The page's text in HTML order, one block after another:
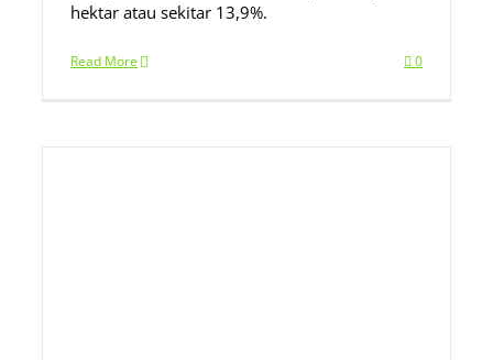
hektar atau sekitar 13,9%.
Read More 0